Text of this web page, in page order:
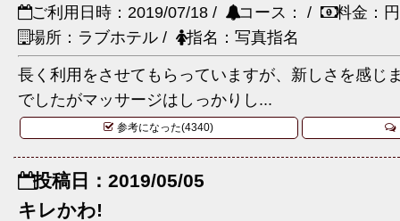
ご利用日時：2019/07/18 /
コース： /
料金：円
場所：ラブホテル /
指名：写真指名
長く利用をさせてもらっていますが、新しさを感じ
でしたがマッサージはしっかりし...
参考になった(4340)
投稿日：2019/05/05
キレかわ!